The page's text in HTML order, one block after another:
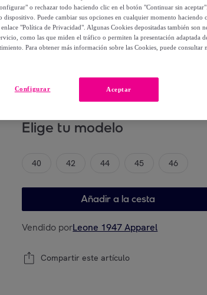
26,00 €
%
Elige tu modelo
40 42 44 45 46
Añadir a la cesta
Vendido porLeone 1947 Apparel
Compartir este artículo
o rechazar todo haciendo clic en el botón "Continuar sin
dispositivo. Puede cambiar sus opciones en cualquier momento haciendo
"Política de Privacidad". Algunas Cookies depositadas también son
como las que miden el tráfico o permiten la presentación adaptada
Para obtener más información sobre las Cookies, puede consultar
Aceptar
Configurar